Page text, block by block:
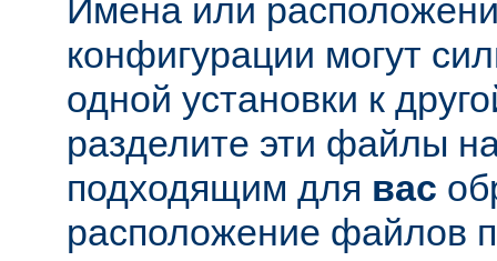
Имена или
конфигурации могут
одной установки к
разделите эти файлы
подходящим для вас
расположение файлов